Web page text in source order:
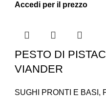
Accedi per il prezzo
PESTO DI
VIANDER
SUGHI PRONTI E BASI ,